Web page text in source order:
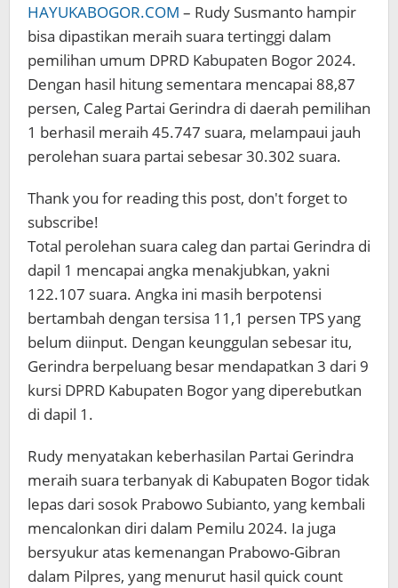
HAYUKABOGOR.COM – Rudy Susmanto hampir
bisa dipastikan meraih suara tertinggi dalam
pemilihan umum DPRD Kabupaten Bogor 2024.
Dengan hasil hitung sementara mencapai 88,87
persen, Caleg Partai Gerindra di daerah pemilihan
1 berhasil meraih 45.747 suara, melampaui jauh
perolehan suara partai sebesar 30.302 suara.
Thank you for reading this post, don't forget to
subscribe!
Total perolehan suara caleg dan partai Gerindra di
dapil 1 mencapai angka menakjubkan, yakni
122.107 suara. Angka ini masih berpotensi
bertambah dengan tersisa 11,1 persen TPS yang
belum diinput. Dengan keunggulan sebesar itu,
Gerindra berpeluang besar mendapatkan 3 dari 9
kursi DPRD Kabupaten Bogor yang diperebutkan
di dapil 1.
Rudy menyatakan keberhasilan Partai Gerindra
meraih suara terbanyak di Kabupaten Bogor tidak
lepas dari sosok Prabowo Subianto, yang kembali
mencalonkan diri dalam Pemilu 2024. Ia juga
bersyukur atas kemenangan Prabowo-Gibran
dalam Pilpres, yang menurut hasil quick count